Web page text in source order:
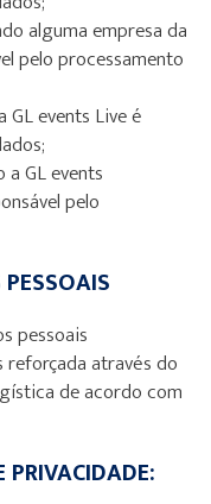
alguma empresa da
pelo processamento
GL events Live é
a GL events
pelo
pessoais
através do
de acordo com